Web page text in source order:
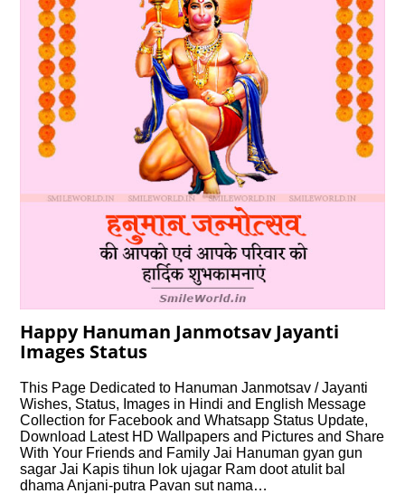
Happy Hanuman Janmotsav Jayanti
Images Status
This Page Dedicated to Hanuman Janmotsav / Jayanti
Wishes, Status, Images in Hindi and English Message
Collection for Facebook and Whatsapp Status Update,
Download Latest HD Wallpapers and Pictures and Share
With Your Friends and Family Jai Hanuman gyan gun
sagar Jai Kapis tihun lok ujagar Ram doot atulit bal
dhama Anjani-putra Pavan sut nama…